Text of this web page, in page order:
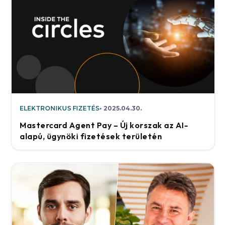
ELEKTRONIKUS FIZETÉS 2025.04.30.
Mastercard Agent Pay – Új korszak az AI-
alapú, ügynöki fizetések területén